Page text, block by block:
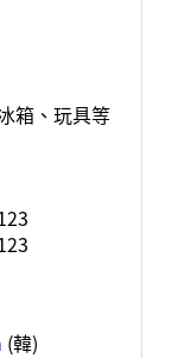
箱、玩具等
(韓)